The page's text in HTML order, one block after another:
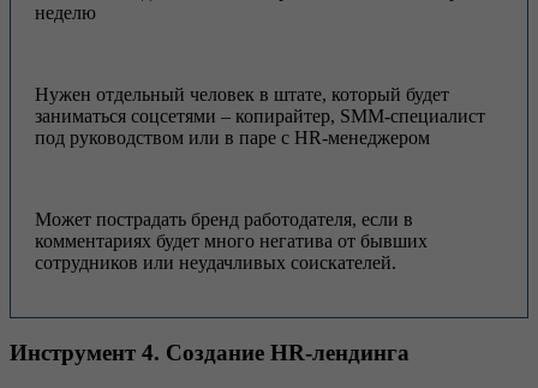
неделю
Нужен отдельный человек в штате, который будет
заниматься соцсетями – копирайтер, SMM-специалист
под руководством или в паре с HR-менеджером
Может пострадать бренд работодателя, если в
комментариях будет много негатива от бывших
сотрудников или неудачливых соискателей.
Инструмент 4. Создание HR-лендинга